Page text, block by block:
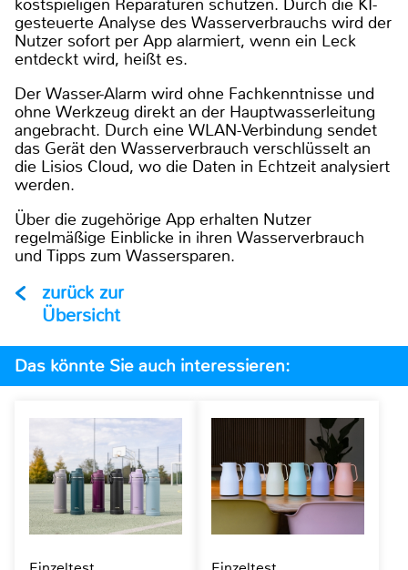
gesteuerte Analyse des Wasserverbrauchs wird der
Nutzer sofort per App alarmiert, wenn ein Leck
entdeckt wird, heißt es.
Der Wasser-Alarm wird ohne Fachkenntnisse und
ohne Werkzeug direkt an der Hauptwasserleitung
angebracht. Durch eine WLAN-Verbindung sendet
das Gerät den Wasserverbrauch verschlüsselt an
die Lisios Cloud, wo die Daten in Echtzeit analysiert
werden.
Über die zugehörige App erhalten Nutzer
regelmäßige Einblicke in ihren Wasserverbrauch
und Tipps zum Wassersparen.
zurück zur
Übersicht
Das könnte Sie auch interessieren: